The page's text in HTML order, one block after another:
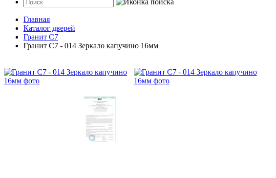
Главная
Каталог дверей
Гранит C7
Гранит C7 - 014 Зеркало капучино 16мм